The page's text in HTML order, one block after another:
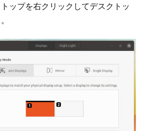
ップを右クリックしてデスクトッ